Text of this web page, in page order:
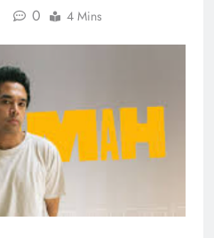
0 4 Mins